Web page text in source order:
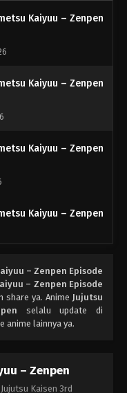
Kaiyuu – Zenpen
Kaiyuu – Zenpen
Kaiyuu – Zenpen
Kaiyuu – Zenpen
Kaiyuu – Zenpen
– Zenpen Episode
– Zenpen Episode
share ya. Anime Jujutsu
selalu update di
anime lainnya ya.
– Zenpen
Kaisen 3rd